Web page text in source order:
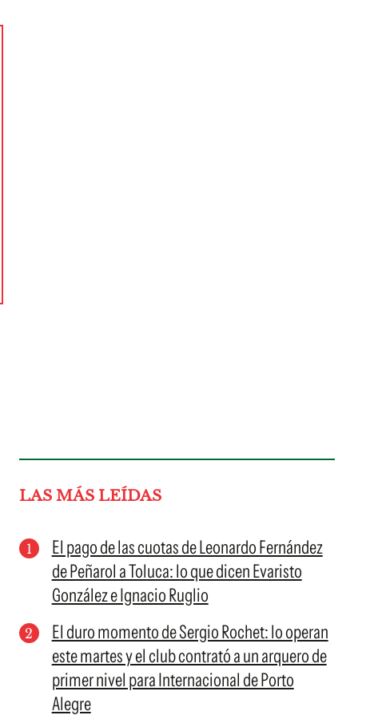
LAS MÁS LEÍDAS
El pago de las cuotas de Leonardo Fernández
de Peñarol a Toluca: lo que dicen Evaristo
González e Ignacio Ruglio
El duro momento de Sergio Rochet: lo operan
este martes y el club contrató a un arquero de
primer nivel para Internacional de Porto
Alegre